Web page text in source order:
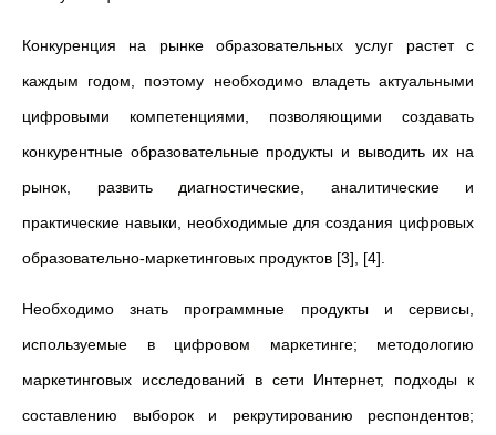
Конкуренция на рынке образовательных услуг растет с
каждым годом, поэтому необходимо владеть актуальными
цифровыми компетенциями, позволяющими создавать
конкурентные образовательные продукты и выводить их на
рынок, развить диагностические, аналитические и
практические навыки, необходимые для создания цифровых
образовательно-маркетинговых продуктов [3], [4].
Необходимо знать программные продукты и сервисы,
используемые в цифровом маркетинге; методологию
маркетинговых исследований в сети Интернет, подходы к
составлению выборок и рекрутированию респондентов;